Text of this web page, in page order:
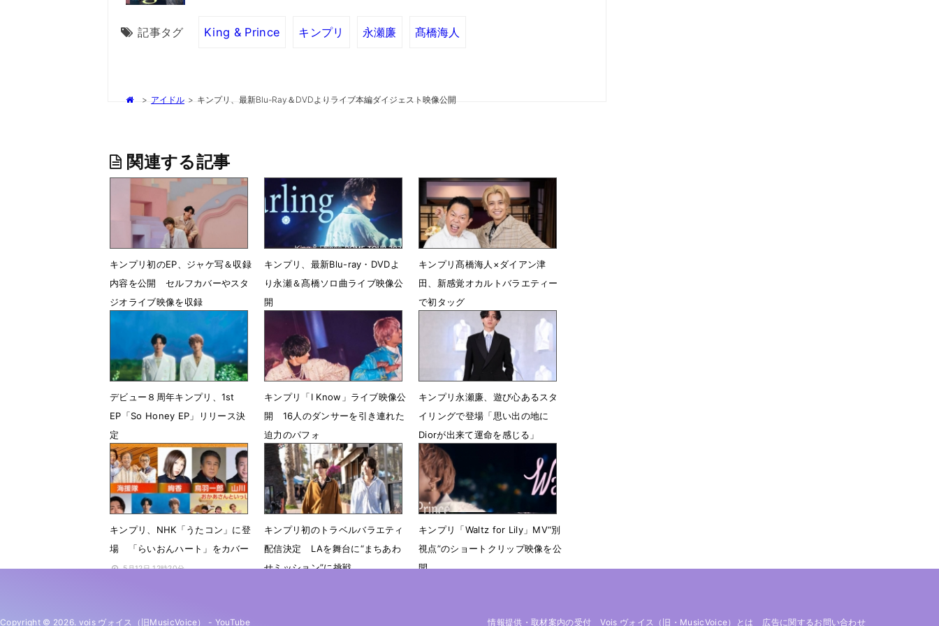
記事タグ King & Prince キンプリ 永瀬廉 髙橋海人
> アイドル > キンプリ、最新Blu-Ray＆DVDよりライブ本編ダイジェスト映像公開
関連する記事
キンプリ初のEP、ジャケ写＆収録
内容を公開 セルフカバーやスタ
ジオライブ映像を収録
キンプリ、最新Blu-ray・DVDよ
り永瀬＆髙橋ソロ曲ライブ映像公
開
6月5日 23時17分
キンプリ髙橋海人×ダイアン津
田、新感覚オカルトバラエティー
で初タッグ
6月4日 19時21分
デビュー８周年キンプリ、1st
EP「So Honey EP」リリース決
定
5月23日 12時04分
キンプリ「I Know」ライブ映像公
開 16人のダンサーを引き連れた
迫力のパフォ
5月22日 23時10分
キンプリ永瀬廉、遊び心あるスタ
イリングで登場「思い出の地に
Diorが出来て運命を感じる」
5月18日 22時16分
キンプリ、NHK「うたコン」に登
場 「らいおんハート」をカバー
5月12日 12時20分
キンプリ初のトラベルバラエティ
配信決定 LAを舞台に“まちあわ
せミッション”に挑戦
キンプリ「Waltz for Lily」MV“別
視点”のショートクリップ映像を公
開
Copyright © 2026. vois ヴォイス（旧MusicVoice） - YouTube 情報提供・取材案内の受付 Vois ヴォイス（旧・MusicVoice）とは 広告に関するお問い合わせ